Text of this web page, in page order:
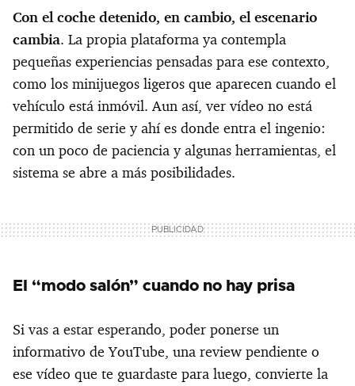
Con el coche detenido, en cambio, el escenario
cambia. La propia plataforma ya contempla
pequeñas experiencias pensadas para ese contexto,
como los minijuegos ligeros que aparecen cuando el
vehículo está inmóvil. Aun así, ver vídeo no está
permitido de serie y ahí es donde entra el ingenio:
con un poco de paciencia y algunas herramientas, el
sistema se abre a más posibilidades.
El “modo salón” cuando no hay prisa
Si vas a estar esperando, poder ponerse un
informativo de YouTube, una review pendiente o
ese vídeo que te guardaste para luego, convierte la